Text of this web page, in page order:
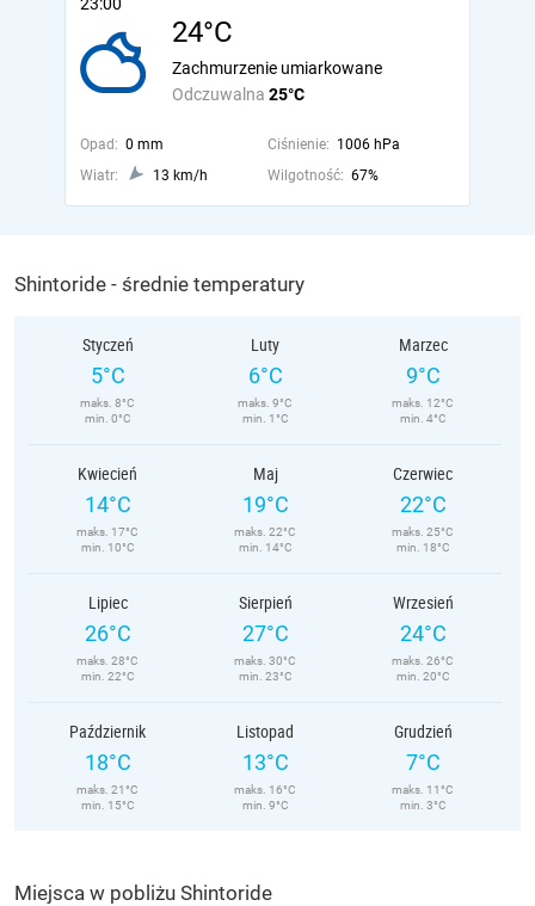
24°C
Odczuwalna 25°C
Zachmurzenie umiarkowane
Opad: 0 mm Ciśnienie: 1006 hPa
Wiatr:
13 km/h Wilgotność: 67%
Shintoride - średnie temperatury
Styczeń
5°C
maks. 8°C
min. 0°C
Luty
6°C
maks. 9°C
min. 1°C
Marzec
9°C
maks. 12°C
min. 4°C
Kwiecień
14°C
maks. 17°C
min. 10°C
Maj
19°C
maks. 22°C
min. 14°C
Czerwiec
22°C
maks. 25°C
min. 18°C
Lipiec
26°C
maks. 28°C
min. 22°C
Sierpień
27°C
maks. 30°C
min. 23°C
Wrzesień
24°C
maks. 26°C
min. 20°C
Październik
18°C
maks. 21°C
min. 15°C
Listopad
13°C
maks. 16°C
min. 9°C
Grudzień
7°C
maks. 11°C
min. 3°C
Miejsca w pobliżu Shintoride